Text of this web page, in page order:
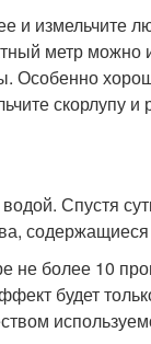
и измельчите
метр
Особенно
скорлупу
Спустя
не более 10
будет